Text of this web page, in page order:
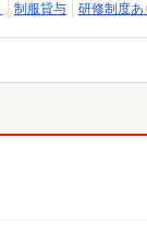
制服貸与 研修制度あ